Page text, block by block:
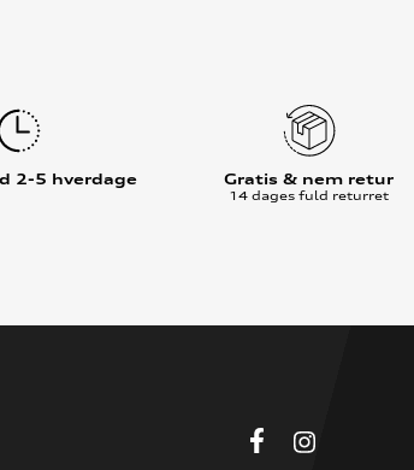
2-5 hverdage Gratis & nem retur
14 dages fuld returret